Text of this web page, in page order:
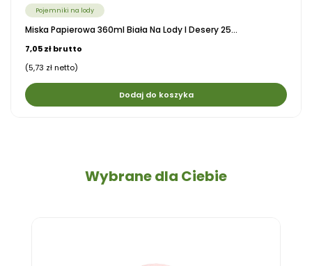
Pojemniki na lody
Miska Papierowa 360ml Biała Na Lody I Desery 25...
7,05 zł brutto
(5,73 zł netto)
Dodaj do koszyka
Wybrane dla Ciebie